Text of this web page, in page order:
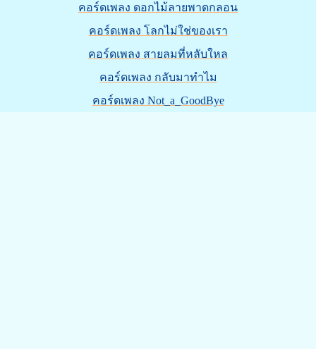
คอร์ดเพลง ดอกไม้ลายพาดกลอน
คอร์ดเพลง โลกไม่ใช่ของเรา
คอร์ดเพลง สายลมที่หลับใหล
คอร์ดเพลง กลับมาทำไม
คอร์ดเพลง Not_a_GoodBye